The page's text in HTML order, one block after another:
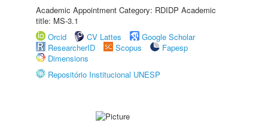
Academic Appointment Category: RDIDP Academic
title: MS-3.1
Orcid
CV Lattes
Google Scholar
ResearcherID
Scopus
Fapesp
Dimensions
Repositório Institucional UNESP